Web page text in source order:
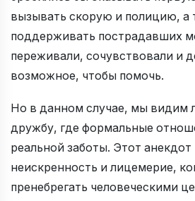
вызывать скорую и полицию, а
поддерживать пострадавших
переживали, сочувствовали и
возможное, чтобы помочь.
Но в данном случае, мы видим
дружбу, где формальные
реальной заботы. Этот
неискренность и лицемерие,
пренебрегать человеческими